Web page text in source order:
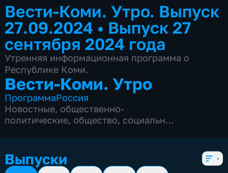
Вести-Коми. Утро. Выпуск
27.09.2024 • Выпуск 27
сентября 2024 года
Утренняя информационная программа о
Республике Коми.
Вести-Коми. Утро
ПрограммаРоссия
Новостные, общественно-
политические, общество, социально-
Выпуски